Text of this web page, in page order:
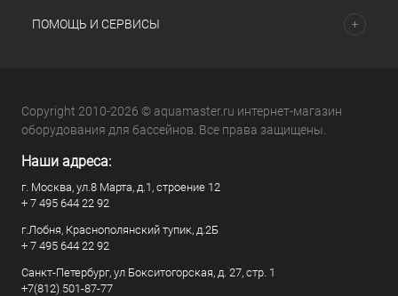
ПОМОЩЬ И СЕРВИСЫ
Copyright 2010-2026 © aquamaster.ru интернет-магазин
оборудования для бассейнов. Все права защищены.
Наши адреса:
г. Москва, ул.8 Марта, д.1, строение 12
+ 7 495 644 22 92
г.Лобня, Краснополянский тупик, д.2Б
+ 7 495 644 22 92
Санкт-Петербург, ул Бокситогорская, д. 27, стр. 1
+7(812) 501-87-77